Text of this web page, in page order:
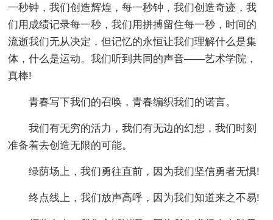
一秒钟，我们创造辉煌，每一秒钟，我们创造奇迹，我
们用成绩记录每一秒，我们用拼搏留住每一秒，时间的
流逝我们无从决定，但记忆的永恒让我们理解什么是集
体，什么是运动。我们听到共同的声音——艺术学院，
真棒!
青春写下我们的召唤，青春编织我们的诺言。
我们有无穷的活力，我们有无边的幻想，我们时刻
准备着去创造无限的可能。
绿荫场上，我们勇往直前，因为我们坚信勇者无惧!
终点线上，我们放声高呼，因为我们知道来之不易!